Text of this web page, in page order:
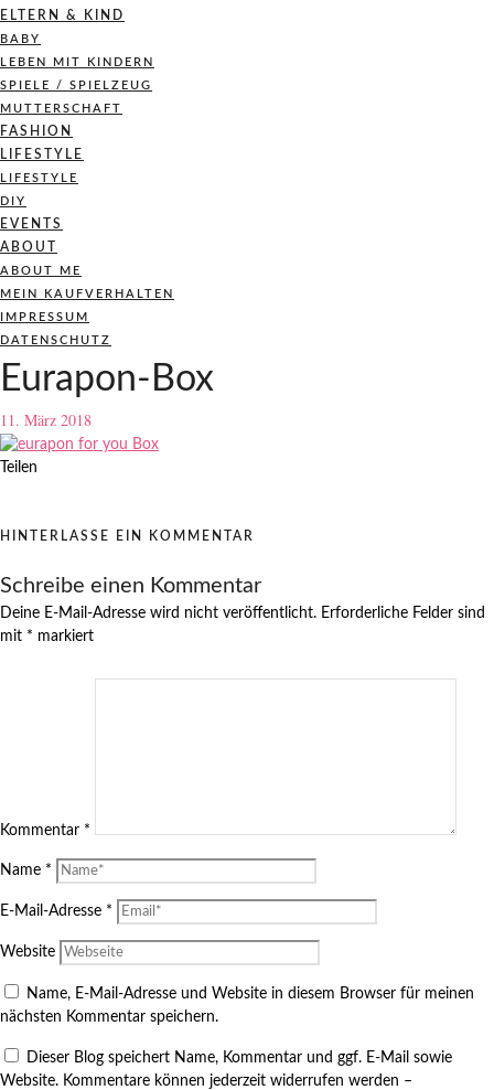
ELTERN & KIND
BABY
LEBEN MIT KINDERN
SPIELE / SPIELZEUG
MUTTERSCHAFT
FASHION
LIFESTYLE
LIFESTYLE
DIY
EVENTS
ABOUT
ABOUT ME
MEIN KAUFVERHALTEN
IMPRESSUM
DATENSCHUTZ
Eurapon-Box
11. März 2018
Teilen
HINTERLASSE EIN KOMMENTAR
Schreibe einen Kommentar
Deine E-Mail-Adresse wird nicht veröffentlicht. Erforderliche Felder sind
mit * markiert
Kommentar *
Name *
E-Mail-Adresse *
Website
Name, E-Mail-Adresse und Website in diesem Browser für meinen
nächsten Kommentar speichern.
Dieser Blog speichert Name, Kommentar und ggf. E-Mail sowie
Website. Kommentare können jederzeit widerrufen werden –